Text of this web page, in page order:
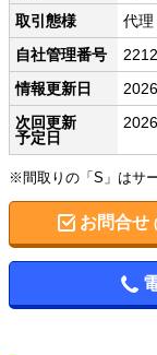
取引態様
代理
自社管理番号
情報更新日
次回更新
予定日
※間取りの「S」はサ
お問合せ